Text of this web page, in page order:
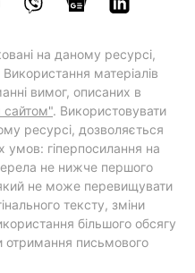
на даному ресурсі,
матеріалів
вимог, описаних в
сайтом". Використовувати
ресурсі, дозволяється
умов: гіперпосилання на
не нижче першого
не може перевищувати
тексту, зміни
більшого обсягу
письмового